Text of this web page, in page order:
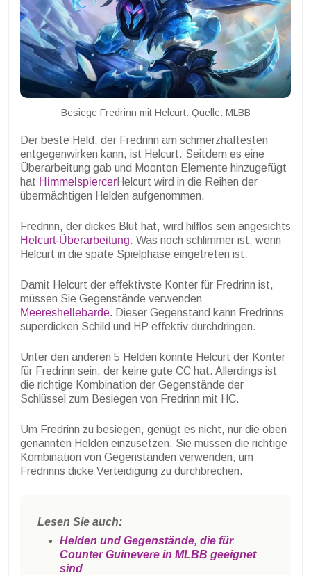
Besiege Fredrinn mit Helcurt. Quelle: MLBB
Der beste Held, der Fredrinn am schmerzhaftesten
entgegenwirken kann, ist Helcurt. Seitdem es eine
Überarbeitung gab und Moonton Elemente hinzugefügt
hat HimmelspiercerHelcurt wird in die Reihen der
übermächtigen Helden aufgenommen.
Fredrinn, der dickes Blut hat, wird hilflos sein angesichts
Helcurt-Überarbeitung. Was noch schlimmer ist, wenn
Helcurt in die späte Spielphase eingetreten ist.
Damit Helcurt der effektivste Konter für Fredrinn ist,
müssen Sie Gegenstände verwenden
Meereshellebarde. Dieser Gegenstand kann Fredrinns
superdicken Schild und HP effektiv durchdringen.
Unter den anderen 5 Helden könnte Helcurt der Konter
für Fredrinn sein, der keine gute CC hat. Allerdings ist
die richtige Kombination der Gegenstände der
Schlüssel zum Besiegen von Fredrinn mit HC.
Um Fredrinn zu besiegen, genügt es nicht, nur die oben
genannten Helden einzusetzen. Sie müssen die richtige
Kombination von Gegenständen verwenden, um
Fredrinns dicke Verteidigung zu durchbrechen.
Lesen Sie auch:
Helden und Gegenstände, die für
Counter Guinevere in MLBB geeignet
sind